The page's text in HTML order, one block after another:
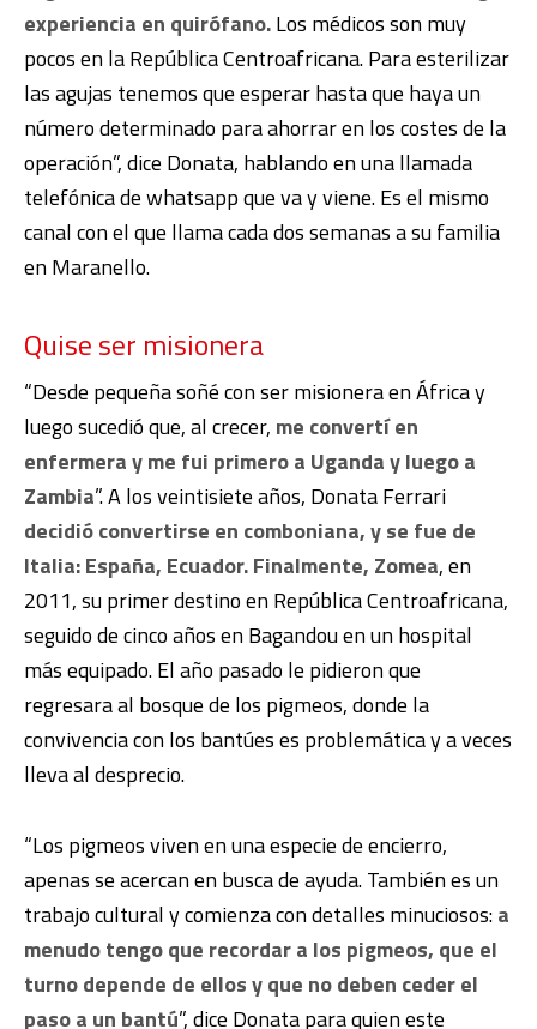
experiencia en quirófano.Los médicos son muy
pocos en la República Centroafricana. Para esterilizar
las agujas tenemos que esperar hasta que haya un
número determinado para ahorrar en los costes de la
operación”, dice Donata, hablando en una llamada
telefónica de whatsapp que va y viene. Es el mismo
canal con el que llama cada dos semanas a su familia
en Maranello.
Quise ser misionera
“Desde pequeña soñé con ser misionera en África y
luego sucedió que, al crecer, me convertí en
enfermera y me fui primero a Uganda y luego a
Zambia”. A los veintisiete años, Donata Ferrari
decidió convertirse en comboniana, y se fue de
Italia: España, Ecuador. Finalmente, Zomea, en
2011, su primer destino en República Centroafricana,
seguido de cinco años en Bagandou en un hospital
más equipado. El año pasado le pidieron que
regresara al bosque de los pigmeos, donde la
convivencia con los bantúes es problemática y a veces
lleva al desprecio.
“Los pigmeos viven en una especie de encierro,
apenas se acercan en busca de ayuda. También es un
trabajo cultural y comienza con detalles minuciosos:a
menudo tengo que recordar a los pigmeos, que el
turno depende de ellos y que no deben ceder el
paso a un bantú”, dice Donata para quien este